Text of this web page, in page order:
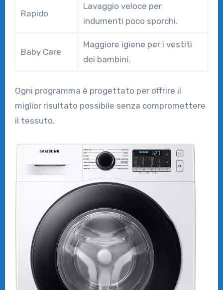
Rapido
Lavaggio veloce per
indumenti poco sporchi.
Baby Care
Maggiore igiene per i vestiti
dei bambini.
Ogni programma è progettato per offrire il
miglior risultato possibile senza compromettere
il tessuto.